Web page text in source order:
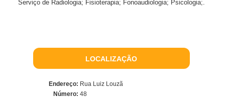
Serviço de Radiologia; Fisioterapia; Fonoaudiologia; Psicologia;.
LOCALIZAÇÃO
Endereço: Rua Luiz Louzã
Número: 48